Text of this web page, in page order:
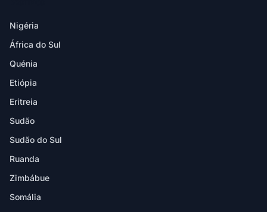
Nigéria
África do Sul
Quénia
Etiópia
Eritreia
Sudão
Sudão do Sul
Ruanda
Zimbábue
Somália